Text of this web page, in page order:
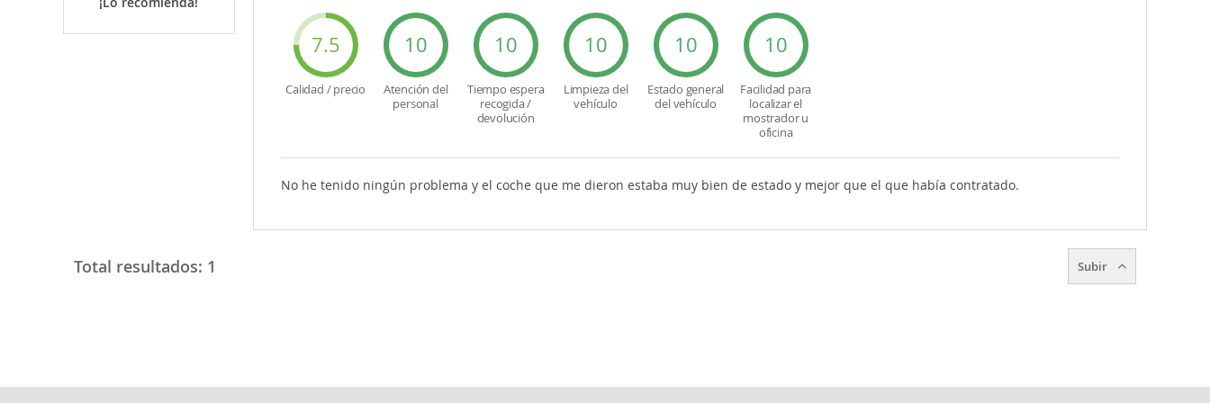
7.5
Calidad / precio
10
Atención del
personal
10
Tiempo espera
recogida /
devolución
10
Limpieza del
vehículo
10
Estado general
del vehículo
10
Facilidad para
localizar el
mostrador u
oficina
No he tenido ningún problema y el coche que me dieron estaba muy bien de estado y mejor que el que había contratado.
Total resultados: 1 Subir